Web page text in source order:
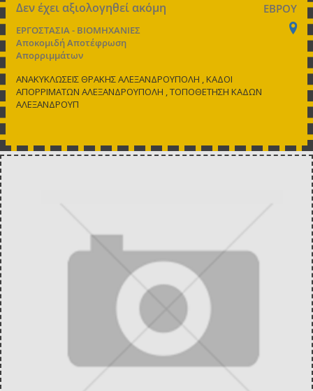
Δεν έχει αξιολογηθεί ακόμη
ΕΡΓΟΣΤΑΣΙΑ - ΒΙΟΜΗΧΑΝΙΕΣ
Αποκομιδή Αποτέφρωση
Απορριμμάτων
ΕΒΡΟΥ
ΑΝΑΚΥΚΛΩΣΕΙΣ ΘΡΑΚΗΣ ΑΛΕΞΑΝΔΡΟΥΠΟΛΗ , ΚΑΔΟΙ
ΑΠΟΡΡΙΜΑΤΩΝ ΑΛΕΞΑΝΔΡΟΥΠΟΛΗ , ΤΟΠΟΘΕΤΗΣΗ ΚΑΔΩΝ
ΑΛΕΞΑΝΔΡΟΥΠ